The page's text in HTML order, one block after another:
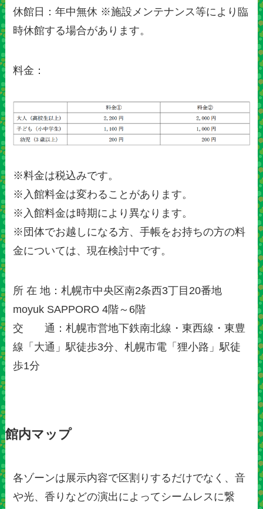
休館日：年中無休 ※施設メンテナンス等により臨
時休館する場合があります。
料金：
※料金は税込みです。
※入館料金は変わることがあります。
※入館料金は時期により異なります。
※団体でお越しになる方、手帳をお持ちの方の料
金については、現在検討中です。
所 在 地：札幌市中央区南2条西3丁目20番地
moyuk SAPPORO 4階～6階
交 通：札幌市営地下鉄南北線・東西線・東豊
線「大通」駅徒歩3分、札幌市電「狸小路」駅徒
歩1分
館内マップ
各ゾーンは展示内容で区割りするだけでなく、音
や光、香りなどの演出によってシームレスに繋